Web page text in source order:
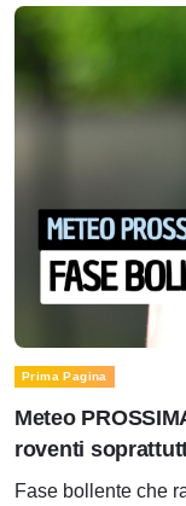
Prima Pagina
Meteo
roventi
Fase bollente che